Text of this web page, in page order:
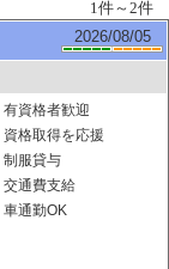
1件～2件
2026/08/05
有資格者歓迎
資格取得を応援
制服貸与
交通費支給
車通勤OK